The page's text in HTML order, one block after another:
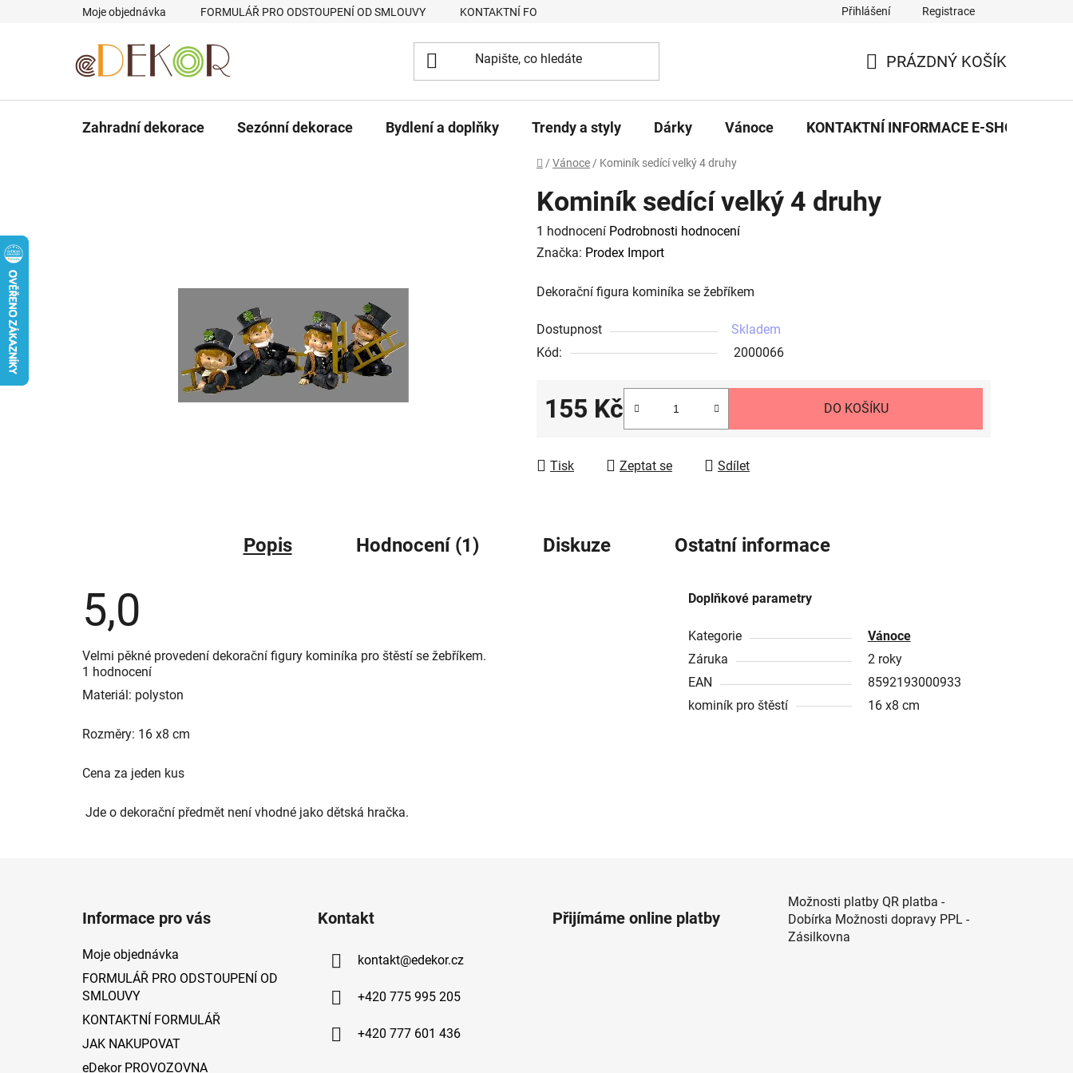
Moje objednávka FORMULÁŘ PRO ODSTOUPENÍ OD SMLOUVY KONTAKTNÍ FORMULÁŘ eDekor PROVOZOVNA OBCHODNÍ PODMÍNKY
Přihlášení Registrace
KOŠÍK
PRÁZDNÝ KOŠÍK
Zahradní dekorace Sezónní dekorace Bydlení a doplňky Trendy a styly Dárky Vánoce KONTAKTNÍ INFORMACE E-SHOPU
Domů
/ Vánoce / Kominík sedící velký 4 druhy
Kominík sedící velký 4 druhy
Průměrné
hodnocení
je
z
5
1 hodnocení Podrobnosti hodnocení
Značka: Prodex Import
Dekorační figura kominíka se žebříkem
Dostupnost
Skladem
Kód:
2000066
155 Kč DO KOŠÍKU
Tisk Zeptat se Sdílet
Popis Hodnocení (1) Diskuze Ostatní informace
5,0
Průměrné
hodnocení
produktu
je
5,0
hvězdiček.
1 hodnocení
Velmi pěkné provedení dekorační figury kominíka pro štěstí se žebříkem.
Materiál: polyston
Rozměry: 16 x8 cm
Cena za jeden kus
Jde o dekorační předmět není vhodné jako dětská hračka.
Doplňkové parametry
Kategorie
Vánoce
Záruka
2 roky
EAN
8592193000933
kominík pro štěstí
16 x8 cm
Informace pro vás
Moje objednávka
FORMULÁŘ PRO ODSTOUPENÍ OD
SMLOUVY
KONTAKTNÍ FORMULÁŘ
JAK NAKUPOVAT
eDekor PROVOZOVNA
Kontakt
kontakt@edekor.cz
+420 775 995 205
+420 777 601 436
Přijímáme online platby
Možnosti platby QR platba -
Dobírka Možnosti dopravy PPL -
Zásilkovna